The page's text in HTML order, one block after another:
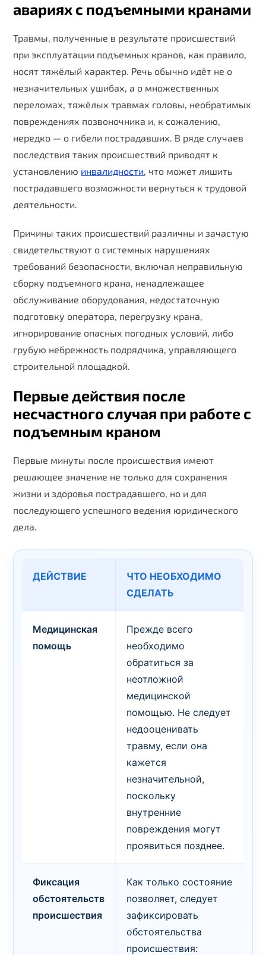
авариях с подъемными кранами
Травмы, полученные в результате происшествий
при эксплуатации подъемных кранов, как правило,
носят тяжёлый характер. Речь обычно идёт не о
незначительных ушибах, а о множественных
переломах, тяжёлых травмах головы, необратимых
повреждениях позвоночника и, к сожалению,
нередко — о гибели пострадавших. В ряде случаев
последствия таких происшествий приводят к
установлению инвалидности , что может лишить
пострадавшего возможности вернуться к трудовой
деятельности.
Причины таких происшествий различны и зачастую
свидетельствуют о системных нарушениях
требований безопасности, включая неправильную
сборку подъемного крана, ненадлежащее
обслуживание оборудования, недостаточную
подготовку оператора, перегрузку крана,
игнорирование опасных погодных условий, либо
грубую небрежность подрядчика, управляющего
строительной площадкой.
Первые действия после
несчастного случая при работе с
подъемным краном
Первые минуты после происшествия имеют
решающее значение не только для сохранения
жизни и здоровья пострадавшего, но и для
последующего успешного ведения юридического
дела.
ДЕЙСТВИЕ
ЧТО НЕОБХОДИМО
СДЕЛАТЬ
Медицинская
помощь
Прежде всего
необходимо
обратиться за
неотложной
медицинской
помощью. Не следует
недооценивать
травму, если она
кажется
незначительной,
поскольку
внутренние
повреждения могут
проявиться позднее.
Фиксация
обстоятельств
происшествия
Как только состояние
позволяет, следует
зафиксировать
обстоятельства
происшествия: